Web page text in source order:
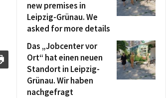
new premises in
Leipzig-Grünau. We
asked for more details
Das „Jobcenter vor
Ort“ hat einen neuen
Standort in Leipzig-
Grünau. Wir haben
nachgefragt